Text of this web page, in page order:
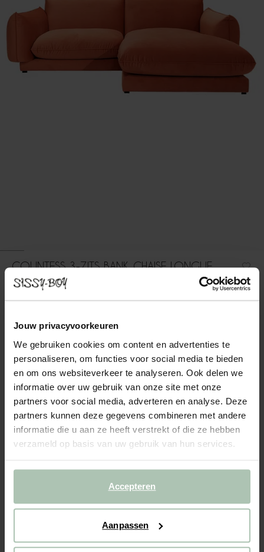
Jouw privacyvoorkeuren
We gebruiken cookies om content en advertenties te
personaliseren, om functies voor social media te bieden
en om ons websiteverkeer te analyseren. Ook delen we
informatie over uw gebruik van onze site met onze
partners voor social media, adverteren en analyse. Deze
partners kunnen deze gegevens combineren met andere
informatie die u aan ze heeft verstrekt of die ze hebben
verzameld op basis van uw gebruik van hun services.
Accepteren
Aanpassen
COUNTESS 3-ZITS BANK CHAISE LONGUE
RECHTS SALVADOR COPPER
3-zits chaise longue rechts uit de Countess serie van Sissy-Boy.
De serie bestaat uit zeven modulaire onderdelen, zodat je de
die je hebt. Door de lage zitting geeft de ...
3 zits chaise longue... (1x) + opties
2 Stof: Salvador Copper 14 + kleuropties
CBW garantie